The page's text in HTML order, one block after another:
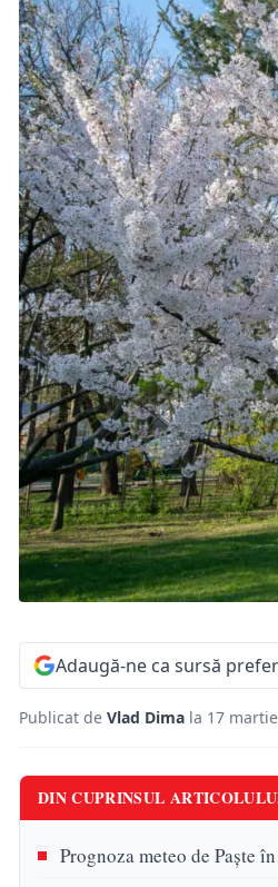
Adaugă-ne ca sursă
Publicat de Vlad Dima la 17
DIN CUPRINSUL
Prognoza meteo de Paște